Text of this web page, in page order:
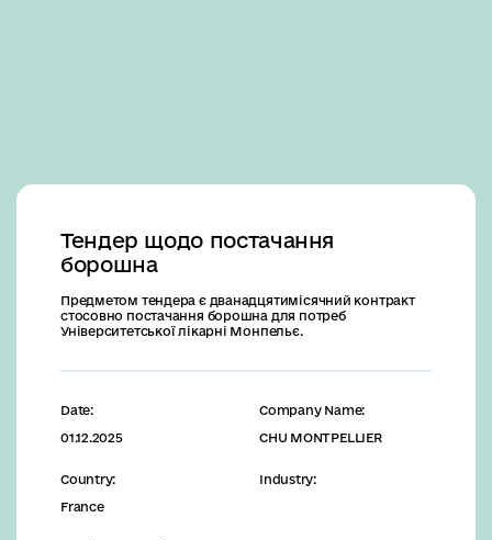
Тендер щодо постачання
борошна
Предметом тендера є дванадцятимісячний контракт
стосовно постачання борошна для потреб
Університетської лікарні Монпельє.
Date:
01.12.2025
Company Name:
CHU MONTPELLIER
Country:
France
Industry: